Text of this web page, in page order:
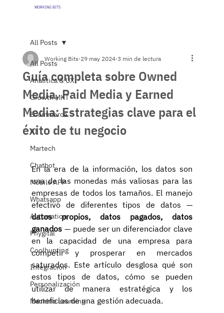
WORKING BITS
All Posts
Analítica & UX
Growth MKT
Ecommerce
AI
Martech
Chatbot
Mobile APP
Whatsapp
Automation
Phygital
Coolhunting
Integración
Personalización
Machine Learning
All Posts
Guía completa sobre Owned
Media, Paid Media y Earned
Media: Estrategias clave para el
éxito de tu negocio
Working Bits 29 may 2024 3 min de lectura
En la era de la información, los datos son
una de las monedas más valiosas para las
empresas de todos los tamaños. El manejo
datos propios, datos pagados, datos
ganados — puede ser un diferenciador clave
en la capacidad de una empresa para
competir y prosperar en mercados
saturados. Este artículo desglosa qué son
estos tipos de datos, cómo se pueden
utilizar de manera estratégica y los
beneficios de una gestión adecuada.